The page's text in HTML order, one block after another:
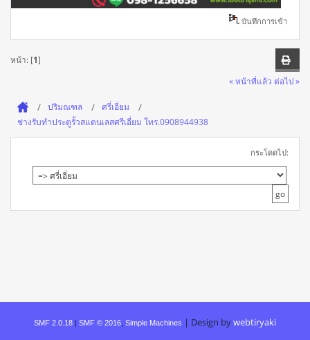
บันทึกการเข้า
หน้า: [1]
« หน้าที่แล้ว ต่อไป »
ปริมณฑล
ศรี่เอี่ยม
ช่างรับทำประตูรั้วสแตนเลสศรีเอี่ยม โทร.0908944938
กระโดดไป:
SMF 2.0.18 | SMF © 2016 Simple Machines | Design bywebtiryaki